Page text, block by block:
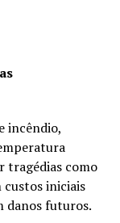
incêndio,
tragédias como
custos iniciais
danos futuros.